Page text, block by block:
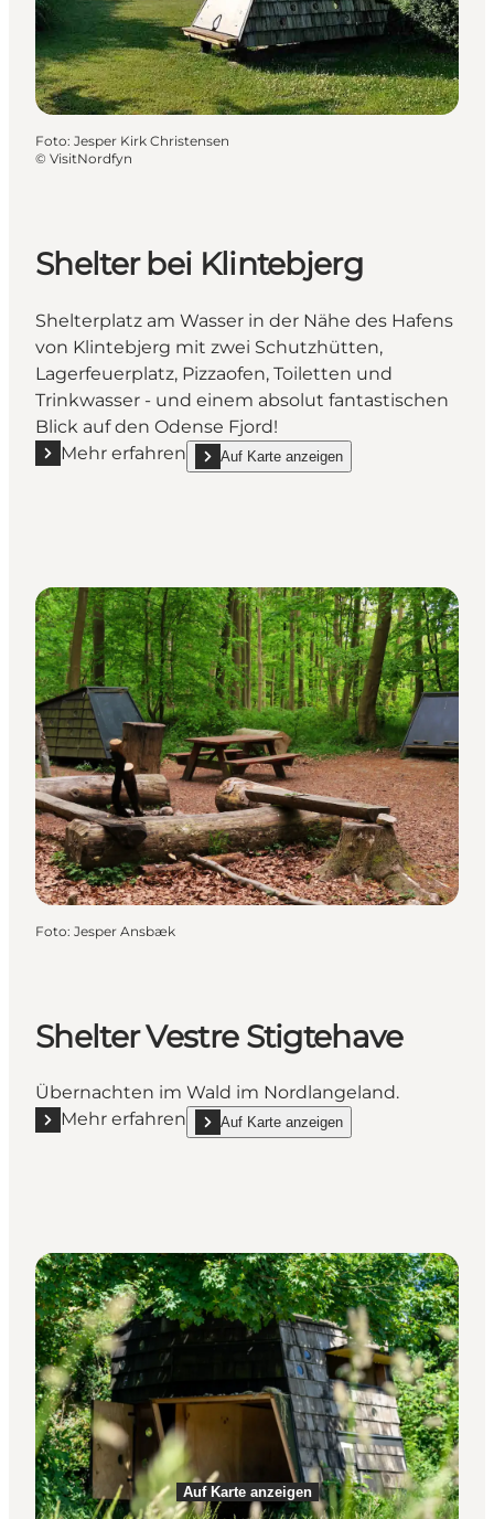
Foto: Jesper Kirk Christensen
© VisitNordfyn
Shelter bei Klintebjerg
Shelterplatz am Wasser in der Nähe des Hafens
von Klintebjerg mit zwei Schutzhütten,
Lagerfeuerplatz, Pizzaofen, Toiletten und
Trinkwasser - und einem absolut fantastischen
Blick auf den Odense Fjord!
Mehr erfahren
Mehr erfahren "Shelter bei Klintebjerg"
Auf Karte anzeigen
show Shelter bei Klintebjerg on_map
Foto: Jesper Ansbæk
Shelter Vestre Stigtehave
Übernachten im Wald im Nordlangeland.
Mehr erfahren
Mehr erfahren "Shelter Vestre Stigtehave"
Auf Karte anzeigen
show Shelter Vestre Stigtehave on_map
Auf Karte anzeigen